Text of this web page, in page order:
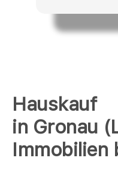
Hauskauf
in Gronau
Immobilien